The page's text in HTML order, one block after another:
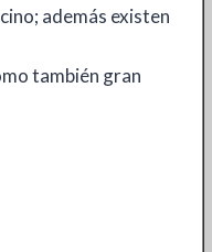
además existen
también gran